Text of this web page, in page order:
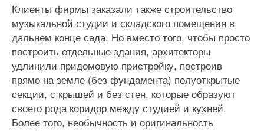
Клиенты фирмы заказали также строительство
музыкальной студии и складского помещения в
дальнем конце сада. Но вместо того, чтобы просто
построить отдельные здания, архитекторы
удлинили придомовую пристройку, построив
прямо на земле (без фундамента) полуоткрытые
секции, с крышей и без стен, которые образуют
своего рода коридор между студией и кухней.
Более того, необычность и оригинальность